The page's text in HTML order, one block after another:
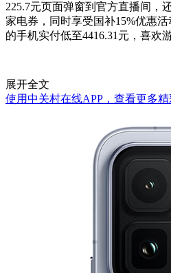
225.7元页面弹窗到官方直播间，
家电券，同时享受国补15%优惠
的手机实付低至4416.31元，喜欢
展开全文
使用中关村在线APP，查看更多